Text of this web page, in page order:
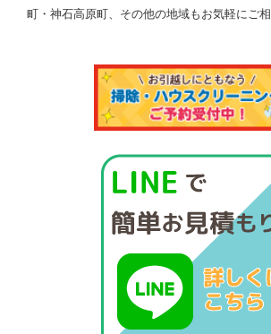
町・神石高原町、その他の地域もお気軽にご相